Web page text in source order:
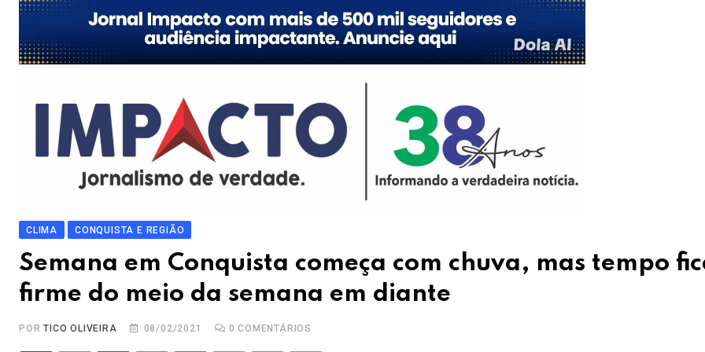
CLIMA CONQUISTA E REGIÃO
Semana em Conquista começa com chuva, mas tempo
firme do meio da semana em diante
PORTICO OLIVEIRA 08/02/2021 0 COMENTÁRIOS